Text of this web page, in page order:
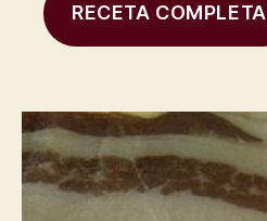
RECETA COMPLETA